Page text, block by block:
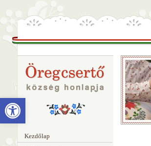
Eszköztár megnyitása
Kezdőlap